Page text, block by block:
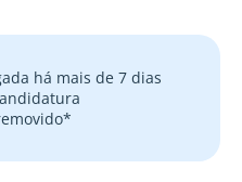
há mais de 7 dias